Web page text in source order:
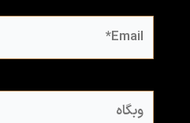
Email*
وبگاه